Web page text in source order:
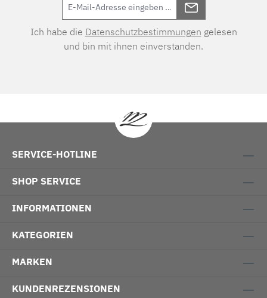
Ich habe die Datenschutzbestimmungen gelesen
und bin mit ihnen einverstanden.
SERVICE-HOTLINE
SHOP SERVICE
INFORMATIONEN
KATEGORIEN
MARKEN
KUNDENREZENSIONEN